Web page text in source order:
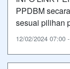
PPDBM
sesuai
12/02/2024 07:00